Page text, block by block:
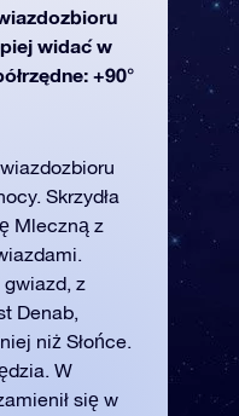
widać w
+90°
Skrzydła
Mleczną z
z
Denab,
niż Słońce.
W
się w